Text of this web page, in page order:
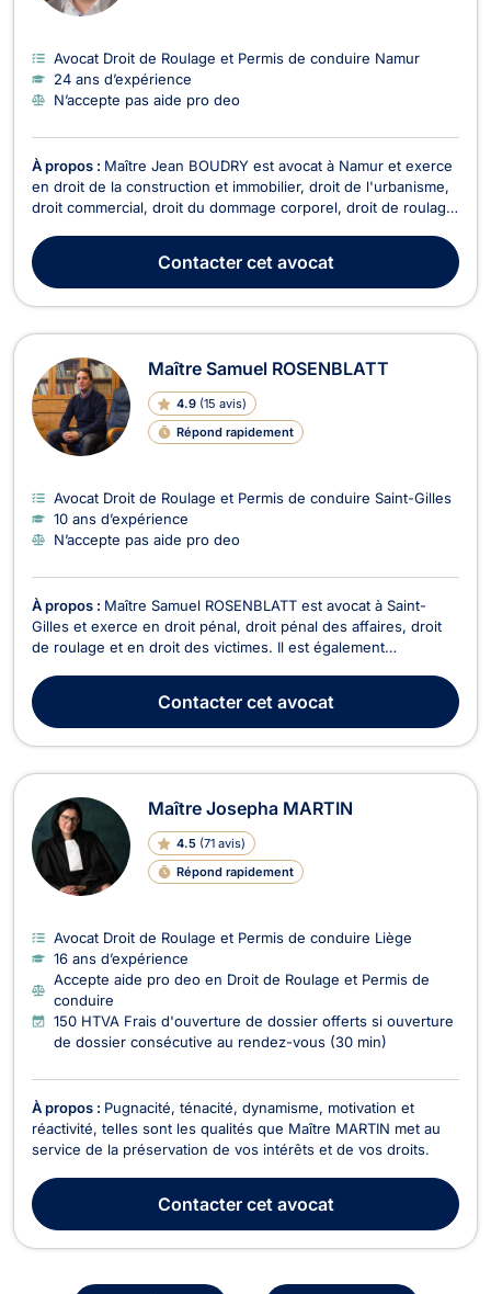
Avocat Droit de Roulage et Permis de conduire Namur
24 ans d’expérience
N’accepte pas aide pro deo
À propos : Maître Jean BOUDRY est avocat à Namur et exerce
en droit de la construction et immobilier, droit de l'urbanisme,
droit commercial, droit du dommage corporel, droit de roulage
droit de la construction pour retards de livraison, malfaçons ou
sinistres sur chantier. De p...
Contactercet avocat
Maître Samuel ROSENBLATT
4.9 (15 avis)
Répond rapidement
Avocat Droit de Roulage et Permis de conduire Saint-Gilles
10 ans d’expérience
N’accepte pas aide pro deo
À propos : Maître Samuel ROSENBLATT est avocat à Saint-
Gilles et exerce en droit pénal, droit pénal des affaires, droit
de roulage et en droit des victimes. Il est également
l'EPHEC. En matière de droit pénal, il vous accompagne tout
au long de la procédure notamment pour des faits...
Contactercet avocat
Maître Josepha MARTIN
4.5 (71 avis)
Répond rapidement
Avocat Droit de Roulage et Permis de conduire Liège
16 ans d’expérience
Accepte aide pro deo en Droit de Roulage et Permis de
conduire
150 HTVA Frais d'ouverture de dossier offerts si ouverture
de dossier consécutive au rendez-vous (30 min)
À propos : Pugnacité, ténacité, dynamisme, motivation et
réactivité, telles sont les qualités que Maître MARTIN met au
service de la préservation de vos intérêts et de vos droits.
Contactercet avocat